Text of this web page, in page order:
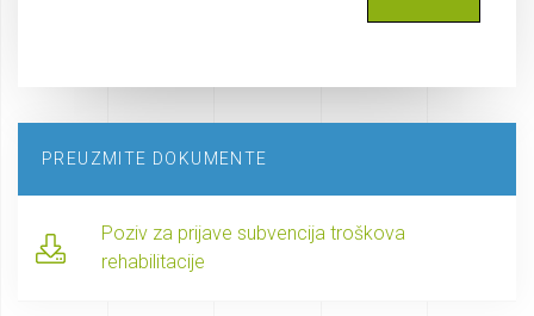
PREUZMITE DOKUMENTE
Poziv za prijave subvencija troškova
rehabilitacije